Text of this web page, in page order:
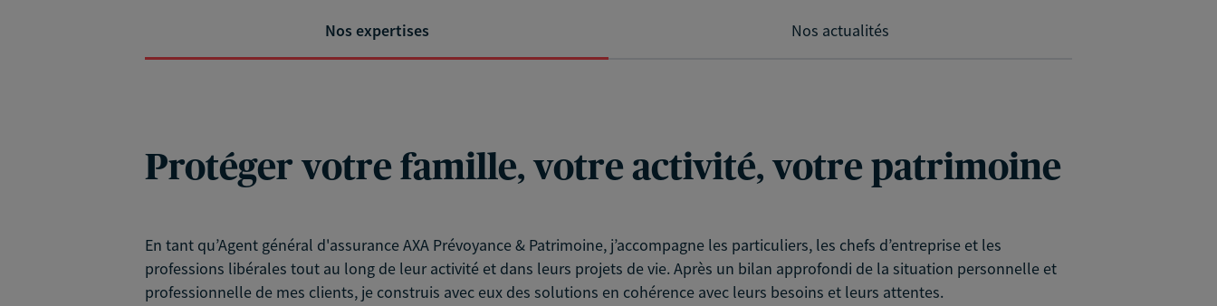
Nos expertises Nos actualités
Protéger votre famille, votre activité, votre patrimoine
En tant qu’Agent général d'assurance AXA Prévoyance & Patrimoine, j’accompagne les particuliers, les chefs d’entreprise et les
professions libérales tout au long de leur activité et dans leurs projets de vie. Après un bilan approfondi de la situation personnelle et
professionnelle de mes clients, je construis avec eux des solutions en cohérence avec leurs besoins et leurs attentes.